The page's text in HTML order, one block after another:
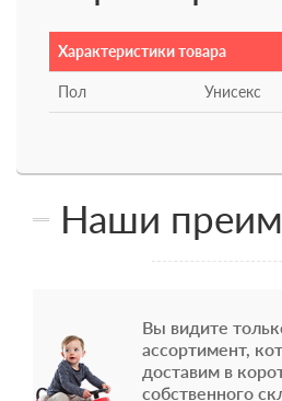
Характеристики товара
Пол Унисекс
Наши
Вы видите
ассортимент,
доставим в
собственного